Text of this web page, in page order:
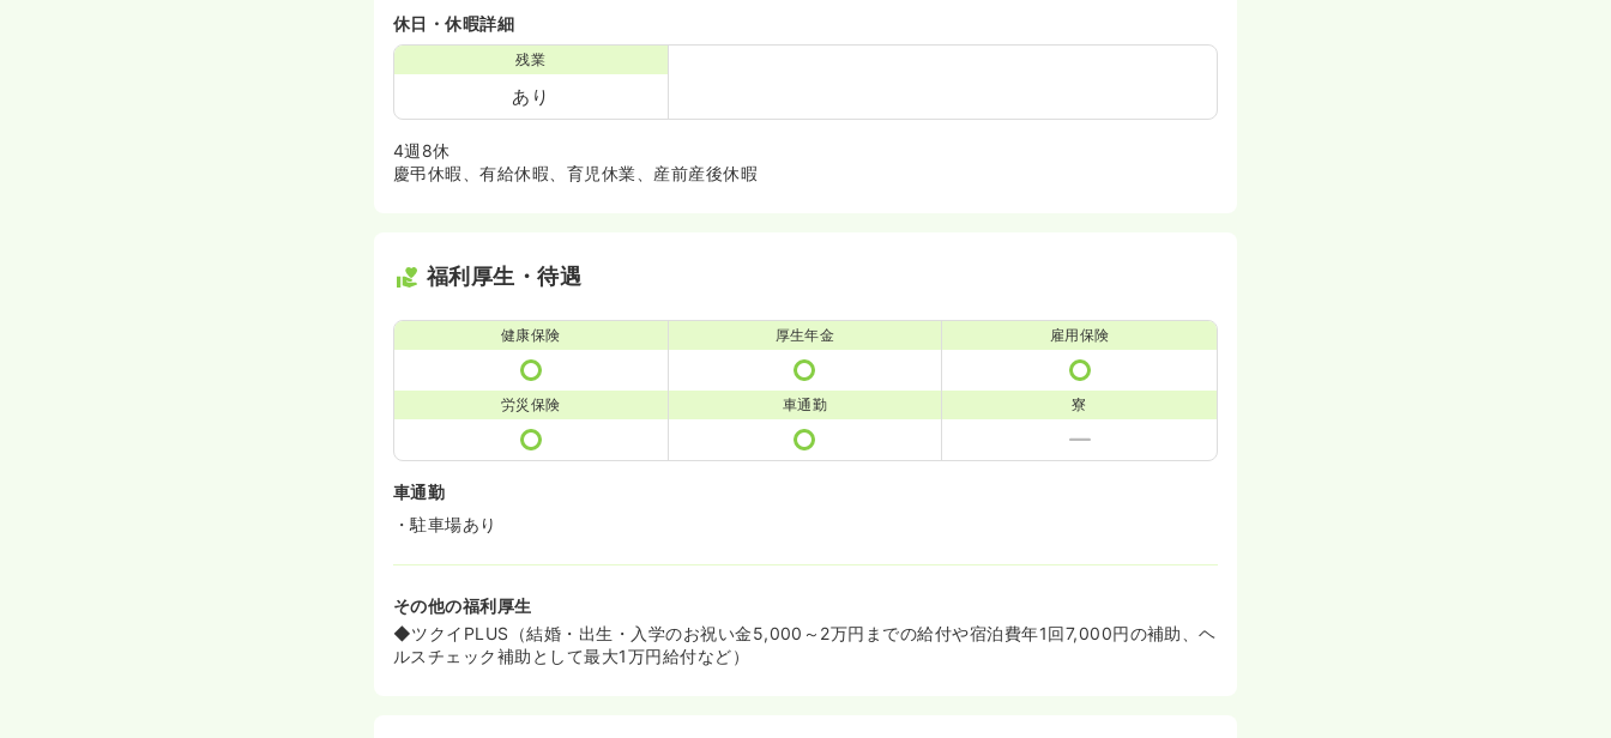
休日・休暇詳細
残業
あり
4週8休
慶弔休暇、有給休暇、育児休業、産前産後休暇
福利厚生・待遇
健康保険 厚生年金 雇用保険
労災保険 車通勤 寮
車通勤
・駐車場あり
その他の福利厚生
◆ツクイPLUS（結婚・出生・入学のお祝い金5,000～2万円までの給付や宿泊費年1回7,000円の補助、ヘ
ルスチェック補助として最大1万円給付など）